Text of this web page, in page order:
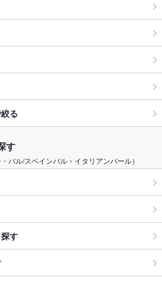
る
す
バル/スペインバル・イタリアンバール）
す